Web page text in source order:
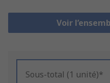
Voir
Sous-total (1 unité)*